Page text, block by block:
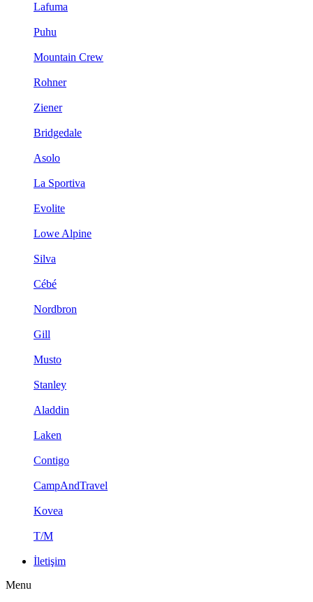
Lafuma
Puhu
Mountain Crew
Rohner
Ziener
Bridgedale
Asolo
La Sportiva
Evolite
Lowe Alpine
Silva
Cébé
Nordbron
Gill
Musto
Stanley
Aladdin
Laken
Contigo
CampAndTravel
Kovea
T/M
İletişim
Menu